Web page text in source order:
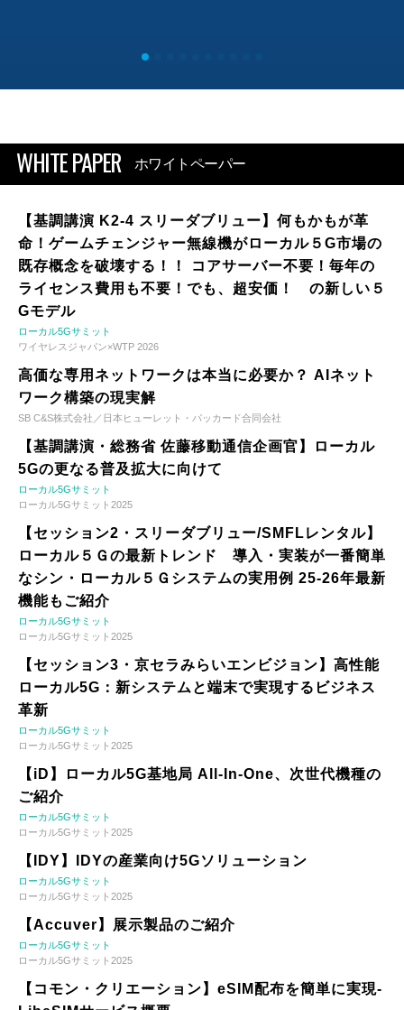
WHITE PAPER ホワイトペーパー
【基調講演 K2-4 スリーダブリュー】何もかもが革
命！ゲームチェンジャー無線機がローカル５G市場の
既存概念を破壊する！！ コアサーバー不要！毎年の
ライセンス費用も不要！でも、超安価！ の新しい５
Gモデル
ローカル5Gサミット
ワイヤレスジャパン×WTP 2026
高価な専用ネットワークは本当に必要か？ AIネット
ワーク構築の現実解
SB C&S株式会社／日本ヒューレット・パッカード合同会社
【基調講演・総務省 佐藤移動通信企画官】ローカル
5Gの更なる普及拡大に向けて
ローカル5Gサミット
ローカル5Gサミット2025
【セッション2・スリーダブリュー/SMFLレンタル】
ローカル５Ｇの最新トレンド 導入・実装が一番簡単
なシン・ローカル５Ｇシステムの実用例 25-26年最新
機能もご紹介
ローカル5Gサミット
ローカル5Gサミット2025
【セッション3・京セラみらいエンビジョン】高性能
ローカル5G：新システムと端末で実現するビジネス
革新
ローカル5Gサミット
ローカル5Gサミット2025
【iD】ローカル5G基地局 All-In-One、次世代機種の
ご紹介
ローカル5Gサミット
ローカル5Gサミット2025
【IDY】IDYの産業向け5Gソリューション
ローカル5Gサミット
ローカル5Gサミット2025
【Accuver】展示製品のご紹介
ローカル5Gサミット
ローカル5Gサミット2025
【コモン・クリエーション】eSIM配布を簡単に実現-